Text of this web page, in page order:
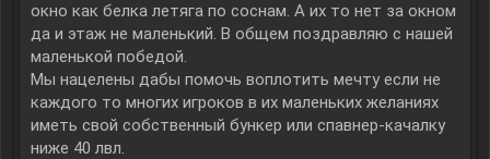
окно как белка летяга по соснам. А их то нет за окном
да и этаж не маленький. В общем поздравляю с нашей
маленькой победой.
Мы нацелены дабы помочь воплотить мечту если не
каждого то многих игроков в их маленьких желаниях
иметь свой собственный бункер или спавнер-качалку
ниже 40 лвл.